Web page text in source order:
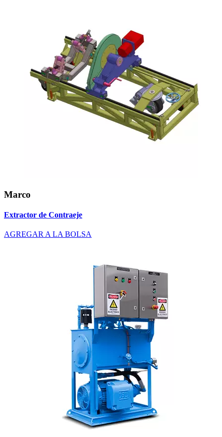
Marco
Extractor de Contraeje
AGREGAR A LA BOLSA